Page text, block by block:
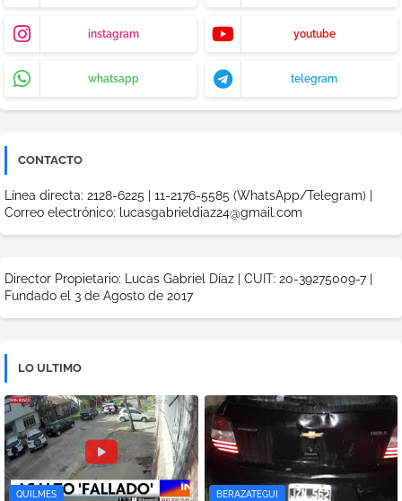
instagram youtube
whatsapp telegram
CONTACTO
Línea directa: 2128-6225 | 11-2176-5585 (WhatsApp/Telegram) |
Correo electrónico: lucasgabrieldiaz24@gmail.com
Director Propietario: Lucas Gabriel Díaz | CUIT: 20-39275009-7 |
Fundado el 3 de Agosto de 2017
LO ULTIMO
QUILMES BERAZATEGUI